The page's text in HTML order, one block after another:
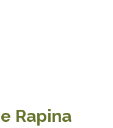
Rapina